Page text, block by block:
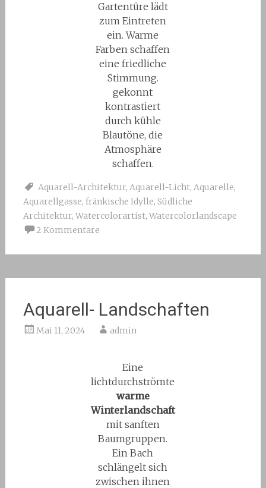
Gartentüre lädt
zum Eintreten
ein. Warme
Farben schaffen
eine friedliche
Stimmung.
gekonnt
kontrastiert
durch kühle
Blautöne, die
Atmosphäre
schaffen.
Aquarell-Architektur, Aquarell-Licht, Aquarelle,
Aquarellgasse, fränkische Idylle, Südliche
Architektur, Watercolorartist, Watercolorlandscape
2 Kommentare
Aquarell- Landschaften
Mai 11, 2024 admin
Eine
lichtdurchströmte
warme
Winterlandschaft
mit sanften
Baumgruppen.
Ein Bach
schlängelt sich
zwischen ihnen